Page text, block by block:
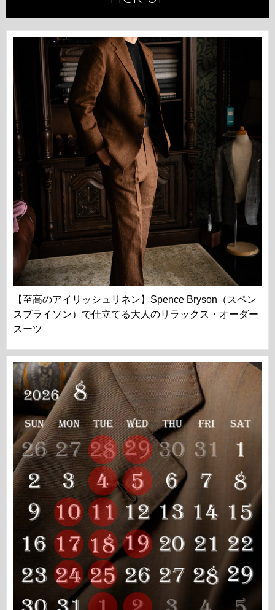
【至高のアイリッシュリネン】Spence Bryson（スペン
スブライソン）で仕立てる大人のリラックス・オーダー
スーツ